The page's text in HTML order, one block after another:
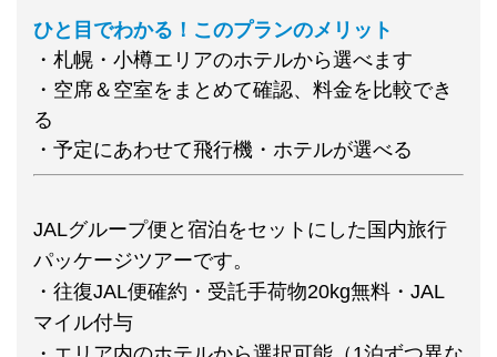
ひと目でわかる！このプランのメリット
・札幌・小樽エリアのホテルから選べます
・空席＆空室をまとめて確認、料金を比較でき
る
・予定にあわせて飛行機・ホテルが選べる
JALグループ便と宿泊をセットにした国内旅行
パッケージツアーです。
・往復JAL便確約・受託手荷物20kg無料・JAL
マイル付与